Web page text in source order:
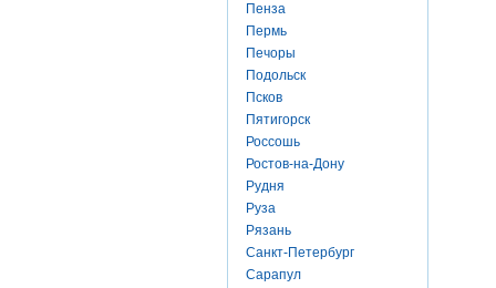
Пенза
Пермь
Печоры
Подольск
Псков
Пятигорск
Россошь
Ростов-на-Дону
Рудня
Руза
Рязань
Санкт-Петербург
Сарапул